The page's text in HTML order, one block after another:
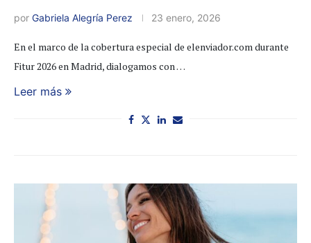
por Gabriela Alegría Perez 23 enero, 2026
En el marco de la cobertura especial de elenviador.com durante
Fitur 2026 en Madrid, dialogamos con …
Leer más